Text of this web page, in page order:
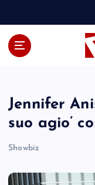
Jennifer
suo agio’
Showbiz